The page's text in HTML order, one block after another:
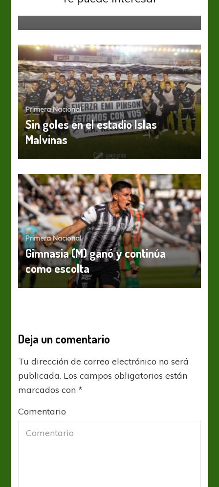
Primera Nacional
Sin goles en el estadio Islas
Malvinas
Primera Nacional
Gimnasia (M) ganó y continúa
como escolta
Deja un comentario
Tu dirección de correo electrónico no será
publicada. Los campos obligatorios están
marcados con*
Comentario